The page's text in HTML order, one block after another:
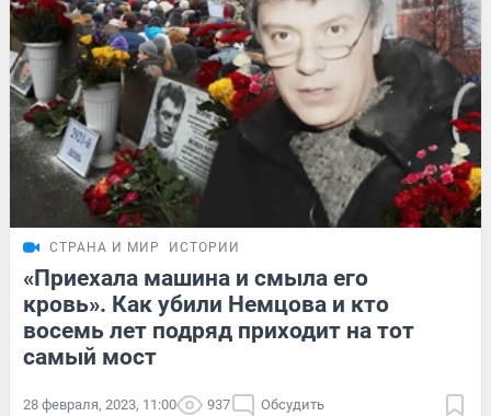
СТРАНА И МИР ИСТОРИИ
«Приехала машина и смыла его
кровь». Как убили Немцова и кто
восемь лет подряд приходит на тот
самый мост
28 февраля, 2023, 11:00 937 Обсудить